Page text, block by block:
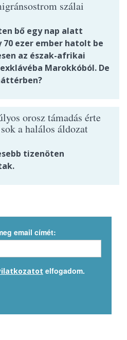
szálai
bő egy nap alatt
ezer ember hatolt be
az észak-afrikai
Marokkóból. De
orosz támadás érte
a halálos áldozat
tizenöten
email címét:
elfogadom.